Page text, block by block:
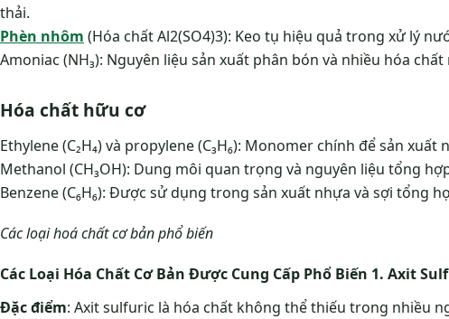
thải.
Phèn nhôm (Hóa chất Al2(SO4)3): Keo tụ hiệu quả trong xử lý
Amoniac (NH₃): Nguyên liệu sản xuất phân bón và nhiều hóa chất
Hóa chất hữu cơ
Ethylene (C₂H₄) và propylene (C₃H₆): Monomer chính để sản
Methanol (CH₃OH): Dung môi quan trọng và nguyên liệu tổng
Benzene (C₆H₆): Được sử dụng trong sản xuất nhựa và sợi tổng
Các loại hoá chất cơ bản phổ biến
Các Loại Hóa Chất Cơ Bản Được Cung Cấp Phổ Biến 1. Axit
Đặc điểm: Axit sulfuric là hóa chất không thể thiếu trong nhiều